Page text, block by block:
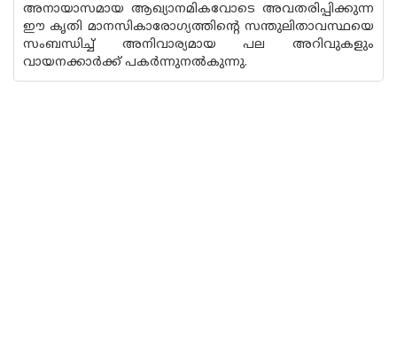
അനായാസമായ ആഖ്യാനമികവോടെ അവതരിപ്പിക്കുന്ന
ഈ കൃതി മാനസികാരോഗ്യത്തിൻ്റെ സന്തുലിതാവസ്ഥയെ
സംബന്ധിച്ച് അനിവാര്യമായ പല അറിവുകളും
വായനക്കാർക്ക് പകർന്നുനൽകുന്നു.